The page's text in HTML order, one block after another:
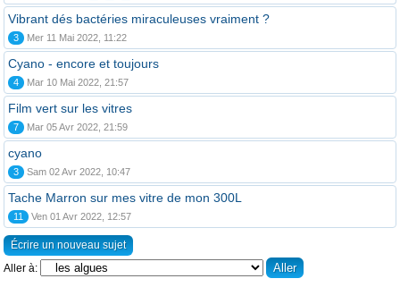
Vibrant dés bactéries miraculeuses vraiment ?
3 Mer 11 Mai 2022, 11:22
Cyano - encore et toujours
4 Mar 10 Mai 2022, 21:57
Film vert sur les vitres
7 Mar 05 Avr 2022, 21:59
cyano
3 Sam 02 Avr 2022, 10:47
Tache Marron sur mes vitre de mon 300L
11 Ven 01 Avr 2022, 12:57
Écrire un nouveau sujet
Aller à: